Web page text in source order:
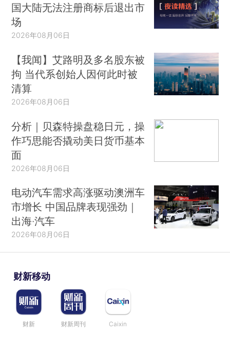
国大陆无法注册商标后退出市
场
2026年08月06日
【我闻】艾路明及多名股东被
拘 当代系创始人因何此时被
清算
2026年08月06日
分析｜贝森特操盘稳日元，操
作巧思能否撬动美日货币基本
面
2026年08月06日
电动汽车需求高涨驱动澳洲车
市增长 中国品牌表现强劲｜
出海·汽车
2026年08月06日
财新移动
财新 财新周刊 Caixin